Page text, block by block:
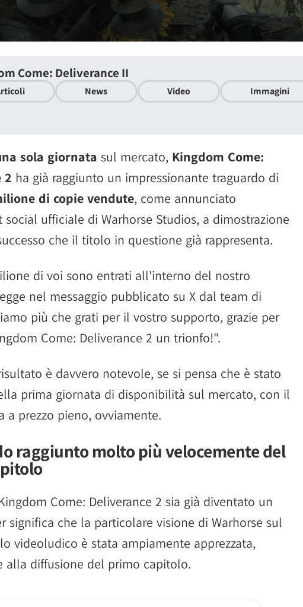
Come: Deliverance II
News Video Immagini
sola giornata sul mercato, Kingdom Come:
2 ha già raggiunto un impressionante traguardo di
di copie vendute, come annunciato
ufficiale di Warhorse Studios, a dimostrazione
che il titolo in questione già rappresenta.
di voi sono entrati all'interno del nostro
nel messaggio pubblicato su X dal team di
più che grati per il vostro supporto, grazie per
Come: Deliverance 2 un trionfo!".
è davvero notevole, se si pensa che è stato
prima giornata di disponibilità sul mercato, con il
a prezzo pieno, ovviamente.
raggiunto molto più velocemente del
Come: Deliverance 2 sia già diventato un
significa che la particolare visione di Warhorse sul
videoludico è stata ampiamente apprezzata,
alla diffusione del primo capitolo.